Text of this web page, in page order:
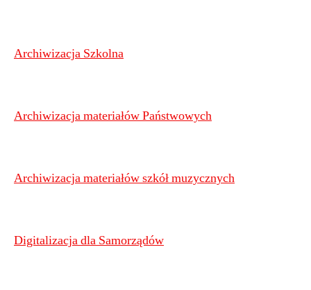
Archiwizacja Szkolna
Archiwizacja materiałów Państwowych
Archiwizacja materiałów szkół muzycznych
Digitalizacja dla Samorządów